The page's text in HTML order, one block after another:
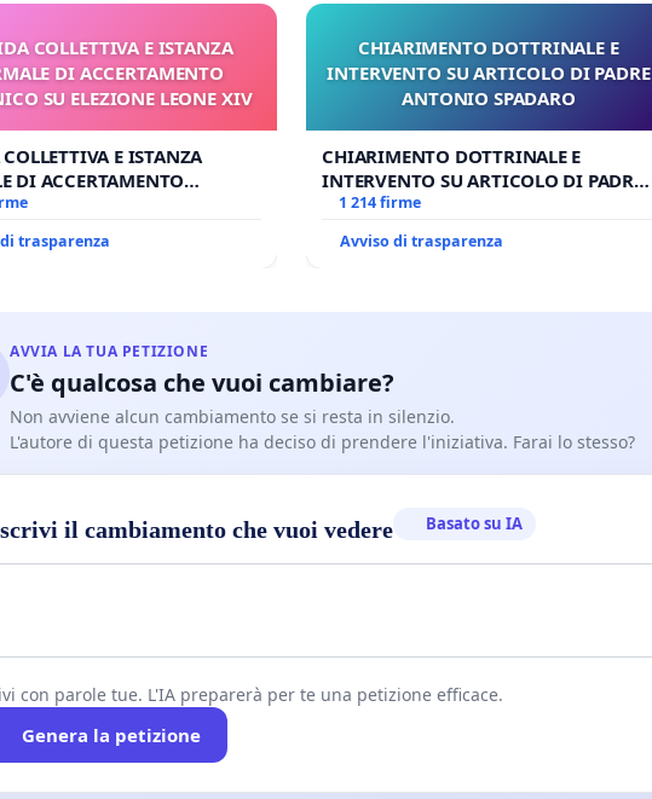
COLLETTIVA E ISTANZA
DI ACCERTAMENTO
SU ELEZIONE LEONE XIV
E ISTANZA
DI ACCERTAMENTO
SU ELEZIONE LEONE XIV
trasparenza
CHIARIMENTO DOTTRINALE E
INTERVENTO SU ARTICOLO DI PADRE
ANTONIO SPADARO
CHIARIMENTO DOTTRINALE E
INTERVENTO SU ARTICOLO DI PADRE
ANTONIO SPADARO
1 214 firme
Avviso di trasparenza
AVVIA LA TUA PETIZIONE
C'è qualcosa che vuoi cambiare?
Non avviene alcun cambiamento se si resta in silenzio.
L'autore di questa petizione ha deciso di prendere l'iniziativa. Farai lo stesso?
il cambiamento che vuoi vedere Basato su IA
con parole tue. L'IA preparerà per te una petizione efficace.
Genera la petizione